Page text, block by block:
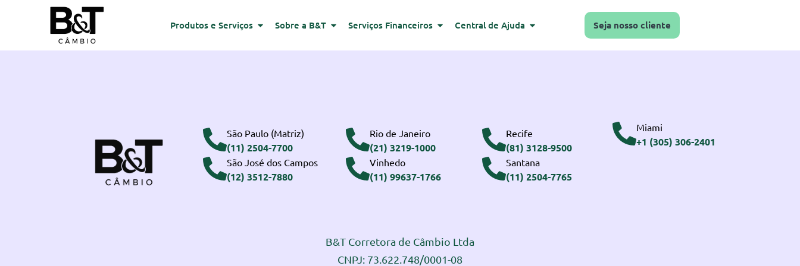
Produtos e Serviços Sobre a B&T Serviços Financeiros Central de Ajuda Seja nosso cliente
São Paulo (Matriz)
(11) 2504-7700
São José dos Campos
(12) 3512-7880
Rio de Janeiro
(21) 3219-1000
Vinhedo
(11) 99637-1766
Recife
(81) 3128-9500
Santana
(11) 2504-7765
Miami
+1 (305) 306-2401
B&T Corretora de Câmbio Ltda
CNPJ: 73.622.748/0001-08